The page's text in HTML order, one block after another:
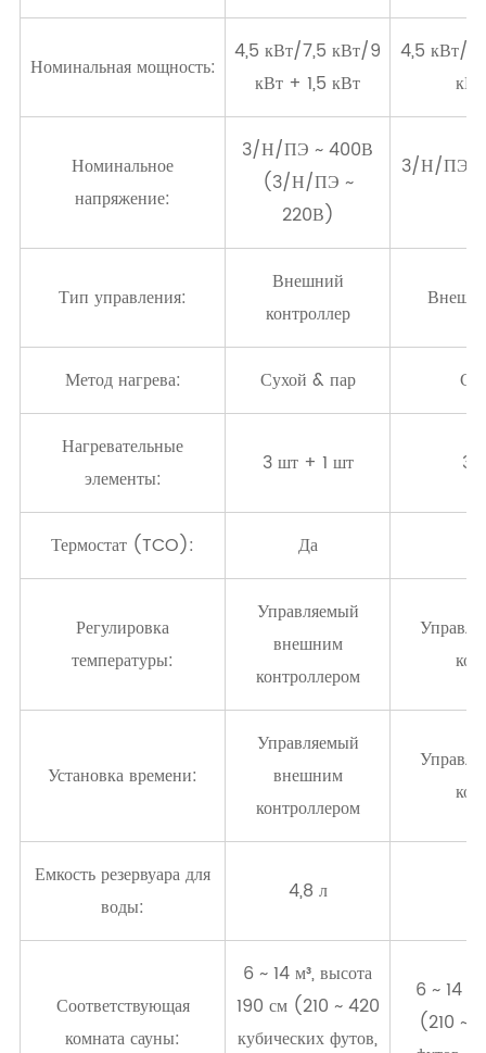
Номинальная мощность:
4,5 кВт/7,5 кВт/9
кВт + 1,5 кВт
4,5 кВт/
Номинальное
напряжение:
3/Н/ПЭ ~ 400В
(3/Н/ПЭ ~
220В)
3/Н/ПЭ
Тип управления:
Внешний
контроллер
Метод нагрева: Сухой & пар
Нагревательные
элементы:
3 шт + 1 шт 3
Термостат (TCO): Да
Регулировка
температуры:
Управляемый
внешним
контроллером
Установка времени:
Управляемый
внешним
контроллером
Емкость резервуара для
воды:
4,8 л
Соответствующая
комната сауны:
6 ~ 14 м³, высота
190 см (210 ~ 420
кубических футов,
6 ~ 14
(210 ~